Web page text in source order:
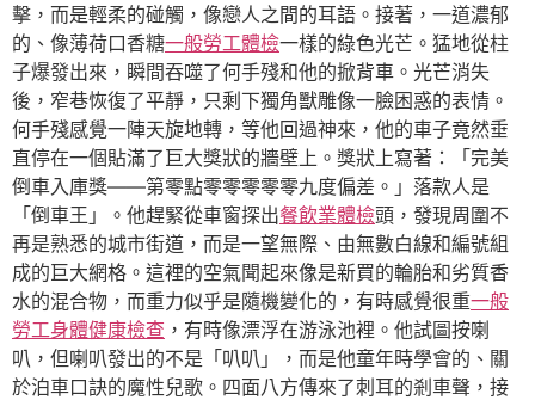
擊，而是輕柔的碰觸，像戀人之間的耳語。接著，一道濃郁
的、像薄荷口香糖一般勞工體檢一樣的綠色光芒。猛地從柱
子爆發出來，瞬間吞噬了何手殘和他的掀背車。光芒消失
後，窄巷恢復了平靜，只剩下獨角獸雕像一臉困惑的表情。
何手殘感覺一陣天旋地轉，等他回過神來，他的車子竟然垂
直停在一個貼滿了巨大獎狀的牆壁上。獎狀上寫著：「完美
倒車入庫獎——第零點零零零零零九度偏差。」落款人是
「倒車王」。他趕緊從車窗探出餐飲業體檢頭，發現周圍不
再是熟悉的城市街道，而是一望無際、由無數白線和編號組
成的巨大網格。這裡的空氣聞起來像是新買的輪胎和劣質香
水的混合物，而重力似乎是隨機變化的，有時感覺很重一般
勞工身體健康檢查 ，有時像漂浮在游泳池裡。他試圖按喇
叭，但喇叭發出的不是「叭叭」，而是他童年時學會的、關
於泊車口訣的魔性兒歌。四面八方傳來了刺耳的剎車聲，接